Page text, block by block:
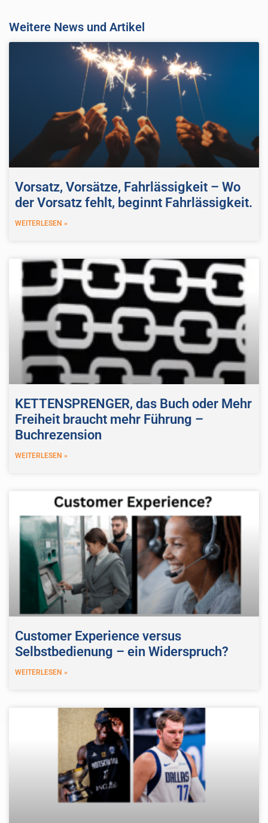
Weitere News und Artikel
Vorsatz, Vorsätze, Fahrlässigkeit – Wo
der Vorsatz fehlt, beginnt Fahrlässigkeit.
WEITERLESEN »
KETTENSPRENGER, das Buch oder Mehr
Freiheit braucht mehr Führung –
Buchrezension
WEITERLESEN »
Customer Experience versus
Selbstbedienung – ein Widerspruch?
WEITERLESEN »